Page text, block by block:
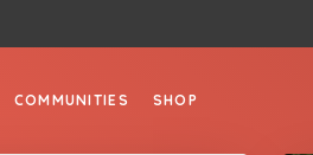
COMMUNITIES SHOP